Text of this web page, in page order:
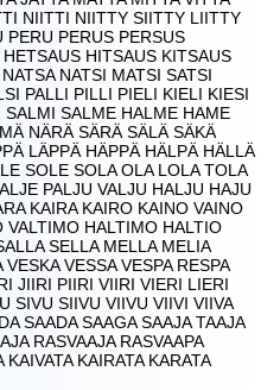
NIITTI NIITTY SIITTY LIITTY
PERUS PERSUS
HITSAUS KITSAUS
NATSI MATSI SATSI
PALLI PILLI PIELI KIELI KIESI
SALME HALME HAME
NÄRÄ SÄRÄ SÄLÄ SÄKÄ
LÄPPÄ HÄPPÄ HÄLPÄ HÄLLÄ
SOLE SOLA OLA LOLA TOLA
PALJU VALJU HALJU HAJU
KAIRA KAIRO KAINO VAINO
VALTIMO HALTIMO HALTIO
SELLA MELLA MELIA
VESSA VESPA RESPA
JIIRI PIIRI VIIRI VIERI LIERI
SIVU SIIVU VIIVU VIIVI VIIVA
SAADA SAAGA SAAJA TAAJA
RASVAAJA RASVAAPA
KAIVATA KAIRATA KARATA